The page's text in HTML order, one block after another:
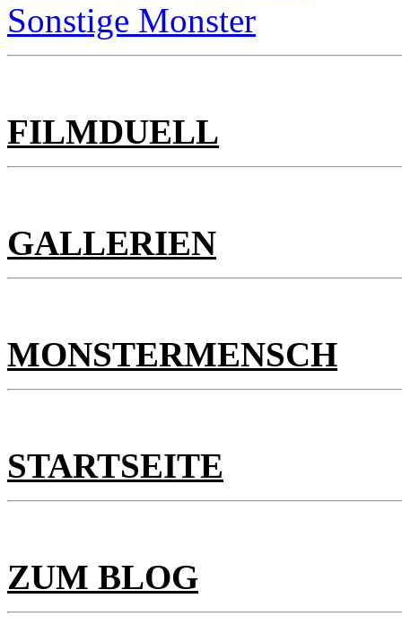
Sonstige Monster
FILMDUELL
GALLERIEN
MONSTERMENSCH
STARTSEITE
ZUM BLOG